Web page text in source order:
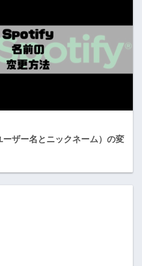
ザー名とニックネーム）の変